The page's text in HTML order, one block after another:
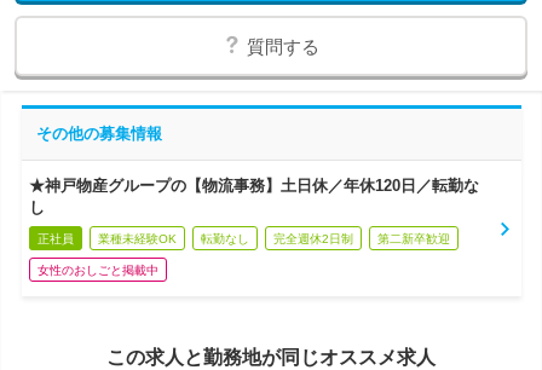
質問する
その他の募集情報
★神戸物産グループの【物流事務】土日休／年休120日／転勤な
し
正社員 業種未経験OK 転勤なし 完全週休2日制 第二新卒歓迎
女性のおしごと掲載中
この求人と勤務地が同じオススメ求人